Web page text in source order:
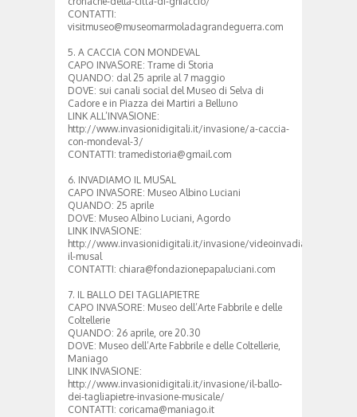
CONTATTI:
visitmuseo@museomarmoladagrandeguerra.com
5. A CACCIA CON MONDEVAL
CAPO INVASORE: Trame di Storia
QUANDO: dal 25 aprile al 7 maggio
DOVE: sui canali social del Museo di Selva di
Cadore e in Piazza dei Martiri a Belluno
LINK ALL’INVASIONE:
http://www.invasionidigitali.it/invasione/a-caccia-
con-mondeval-3/
CONTATTI: tramedistoria@gmail.com
6. INVADIAMO IL MUSAL
CAPO INVASORE: Museo Albino Luciani
QUANDO: 25 aprile
DOVE: Museo Albino Luciani, Agordo
LINK INVASIONE:
http://www.invasionidigitali.it/invasione/videoinvadiamo-
il-musal
CONTATTI: chiara@fondazionepapaluciani.com
7. IL BALLO DEI TAGLIAPIETRE
CAPO INVASORE: Museo dell’Arte Fabbrile e delle
Coltellerie
QUANDO: 26 aprile, ore 20.30
DOVE: Museo dell’Arte Fabbrile e delle Coltellerie,
Maniago
LINK INVASIONE:
http://www.invasionidigitali.it/invasione/il-ballo-
dei-tagliapietre-invasione-musicale/
CONTATTI: coricama@maniago.it